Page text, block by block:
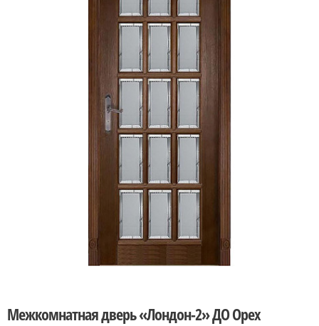
Межкомнатная дверь «Лондон-2» ДО Орех